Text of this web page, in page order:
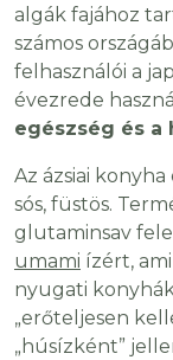
algák fajához
számos
felhasználói a
évezrede
egészség és a
Az ázsiai
sós, füstös.
glutaminsav
umami ízért,
nyugati
„erőteljesen
„húsízként”